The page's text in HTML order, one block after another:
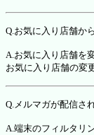
Q.お気に入り店舗か
A.お気に入り店舗を
お気に入り店舗の変
Q.メルマガが配信さ
A.端末のフィルタリ